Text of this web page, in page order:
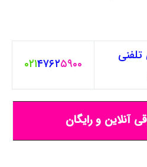
تلفنی
۰۲۱۴۷۶۲۵۹۰۰
آنلاین و رایگان